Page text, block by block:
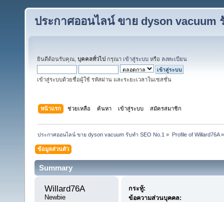
ประกาศออนไลน์ ขาย dyson vacuum
ยินดีต้อนรับคุณ, บุคคลทั่วไป กรุณา เข้าสู่ระบบ หรือ ลงทะเบียน
เข้าสู่ระบบด้วยชื่อผู้ใช้ รหัสผ่าน และระยะเวลาในเซสชั่น
หน้าแรก ช่วยเหลือ ค้นหา เข้าสู่ระบบ สมัครสมาชิก
ประกาศออนไลน์ ขาย dyson vacuum รับทำ SEO No.1 » Profile of Willard76A»
ข้อมูลส่วนตัว
Summary
Willard76A
Newbie
กระทู้:
ข้อความส่วนบุคคล: